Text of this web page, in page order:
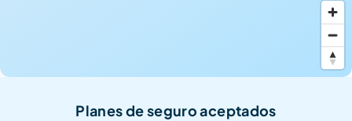
Planes de seguro aceptados